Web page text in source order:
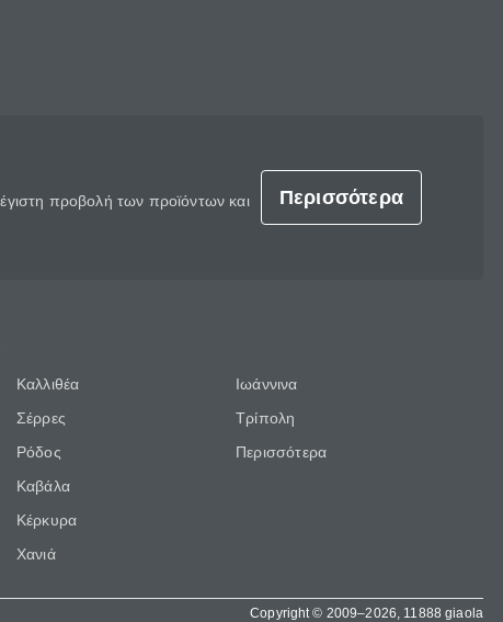
προβολή των προϊόντων και
Περισσότερα
Καλλιθέα
Σέρρες
Ρόδος
Καβάλα
Κέρκυρα
Χανιά
Ιωάννινα
Τρίπολη
Περισσότερα
Copyright © 2009–2026, 11888 giaola